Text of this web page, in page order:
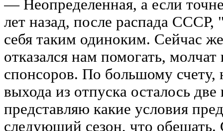
— Неопределенная, а если
лет назад, после распада СССР,
себя таким одиноким. Сейчас
отказался нам помогать,
спонсоров. По большому
выхода из отпуска осталось две
представляю какие условия
следующий сезон, что